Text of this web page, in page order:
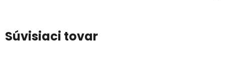
Súvisiaci tovar